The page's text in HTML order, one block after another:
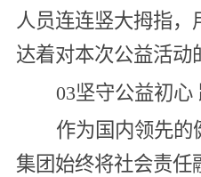
人员连连竖大拇指，
达着对本次公益活动
03坚守公益初心
作为国内领先的
集团始终将社会责任